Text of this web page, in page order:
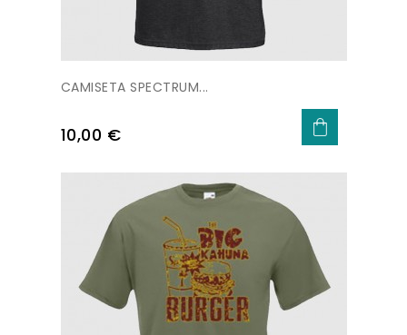
CAMISETA SPECTRUM...
Precio
10,00 €